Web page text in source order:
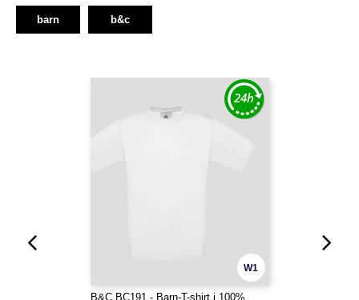
barn b&c
W1
B&C BC191 - Barn-T-shirt i 100%